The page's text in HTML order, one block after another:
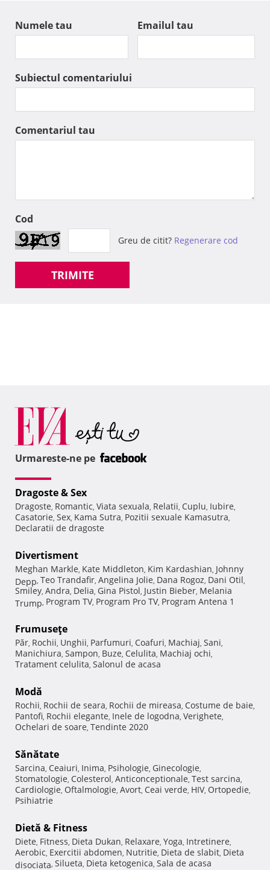
Numele tau Emailul tau
Subiectul comentariului
Comentariul tau
Cod
Greu de citit? Regenerare cod
TRIMITE
Urmareste-ne pe
Dragoste & Sex
Dragoste, Romantic, Viata sexuala, Relatii, Cuplu, Iubire,
Casatorie, Sex, Kama Sutra, Pozitii sexuale Kamasutra,
Declaratii de dragoste
Divertisment
Meghan Markle, Kate Middleton, Kim Kardashian, Johnny
Depp, Teo Trandafir, Angelina Jolie, Dana Rogoz, Dani Otil,
Smiley, Andra, Delia, Gina Pistol, Justin Bieber, Melania
Trump, Program TV, Program Pro TV, Program Antena 1
Frumuseţe
Păr, Rochii, Unghii, Parfumuri, Coafuri, Machiaj, Sani,
Manichiura, Sampon, Buze, Celulita, Machiaj ochi,
Tratament celulita, Salonul de acasa
Modă
Rochii, Rochii de seara, Rochii de mireasa, Costume de baie,
Pantofi, Rochii elegante, Inele de logodna, Verighete,
Ochelari de soare, Tendinte 2020
Sănătate
Sarcina, Ceaiuri, Inima, Psihologie, Ginecologie,
Stomatologie, Colesterol, Anticonceptionale, Test sarcina,
Cardiologie, Oftalmologie, Avort, Ceai verde, HIV, Ortopedie,
Psihiatrie
Dietă & Fitness
Diete, Fitness, Dieta Dukan, Relaxare, Yoga, Intretinere,
Aerobic, Exercitii abdomen, Nutritie, Dieta de slabit, Dieta
disociata, Silueta, Dieta ketogenica, Sala de acasa